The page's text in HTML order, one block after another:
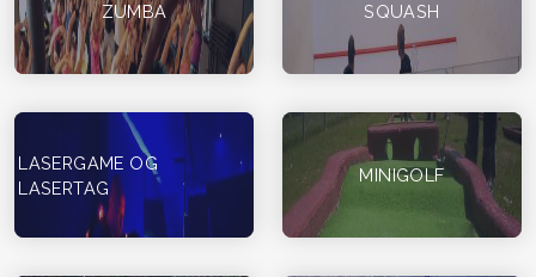
ZUMBA SQUASH
LASERGAME OG
LASERTAG
MINIGOLF